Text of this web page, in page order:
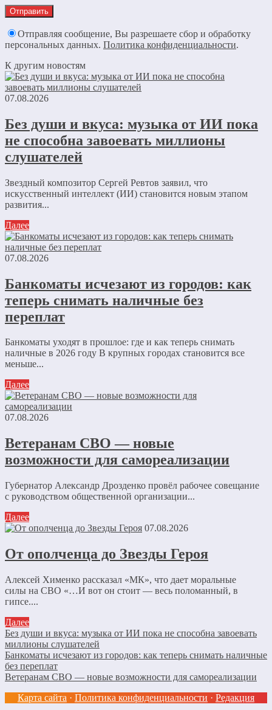
Отправляя сообщение, Вы разрешаете сбор и обработку
персональных данных. Политика конфиденциальности.
К другим новостям
07.08.2026
Без души и вкуса: музыка от ИИ пока
не способна завоевать миллионы
слушателей
Звездный композитор Сергей Ревтов заявил, что
искусственный интеллект (ИИ) становится новым этапом
развития...
Далее
07.08.2026
Банкоматы исчезают из городов: как
теперь снимать наличные без
переплат
Банкоматы уходят в прошлое: где и как теперь снимать
наличные в 2026 году В крупных городах становится все
меньше...
Далее
07.08.2026
Ветеранам СВО — новые
возможности для самореализации
Губернатор Александр Дрозденко провёл рабочее совещание
с руководством общественной организации...
Далее
07.08.2026
От ополченца до Звезды Героя
Алексей Хименко рассказал «МК», что дает моральные
силы на СВО «…И вот он стоит — весь поломанный, в
гипсе....
Далее
Без души и вкуса: музыка от ИИ пока не способна завоевать
миллионы слушателей
Банкоматы исчезают из городов: как теперь снимать наличные
без переплат
Ветеранам СВО — новые возможности для самореализации
Карта сайта · Политика конфиденциальности · Редакция